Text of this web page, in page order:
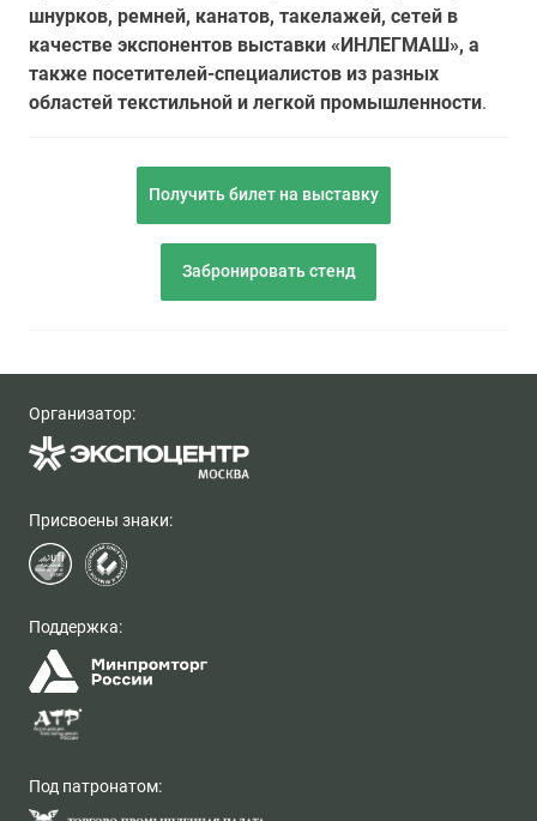
шнурков, ремней, канатов, такелажей, сетей в
качестве экспонентов выставки «ИНЛЕГМАШ», а
также посетителей-специалистов из разных
областей текстильной и легкой промышленности.
Получить билет на выставку
Забронировать стенд
Организатор:
Присвоены знаки:
Поддержка:
Под патронатом: